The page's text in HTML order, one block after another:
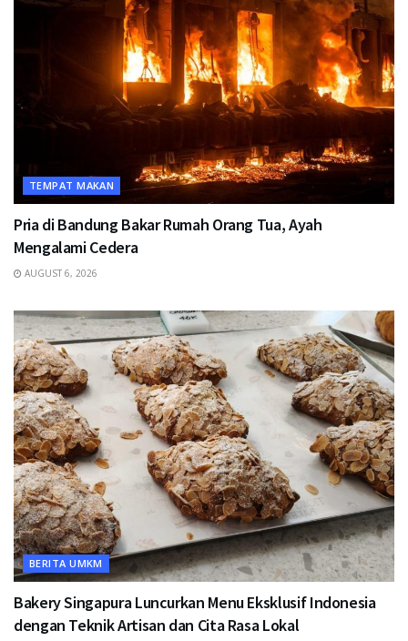
TEMPAT MAKAN
Pria di Bandung Bakar Rumah Orang Tua, Ayah
Mengalami Cedera
AUGUST 6, 2026
BERITA UMKM
Bakery Singapura Luncurkan Menu Eksklusif Indonesia
dengan Teknik Artisan dan Cita Rasa Lokal